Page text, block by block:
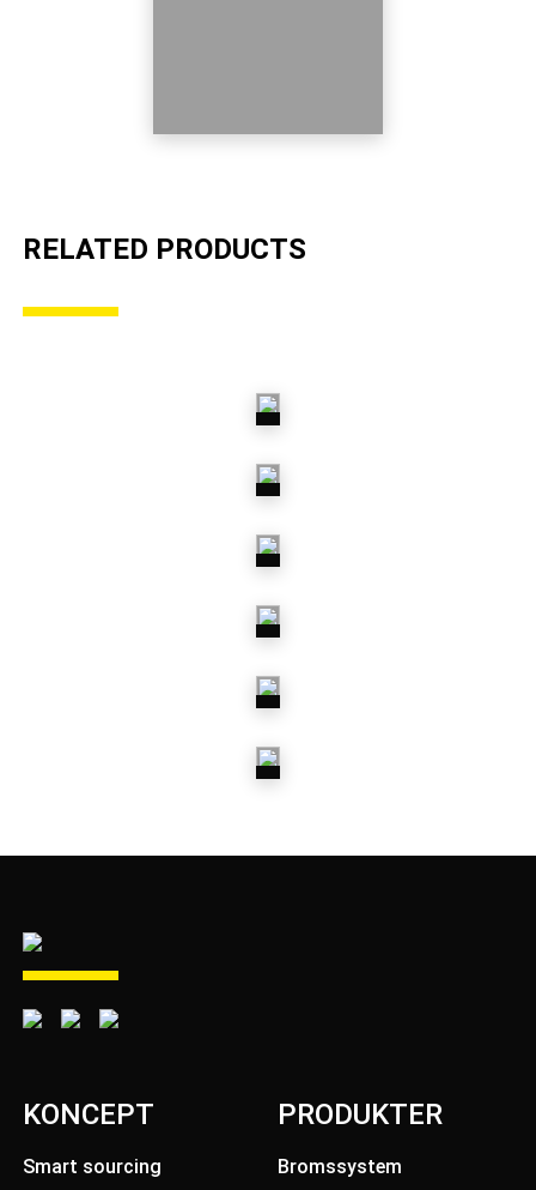
RELATED PRODUCTS
MANSCHETTER
KONCEPT
Smart sourcing
PRODUKTER
Bromssystem